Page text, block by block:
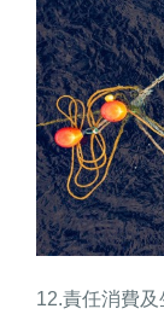
12.責任消費及